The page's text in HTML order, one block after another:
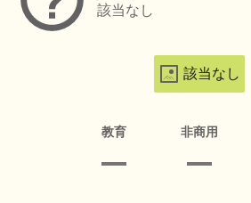
該当なし
該当なし
教育 非商用